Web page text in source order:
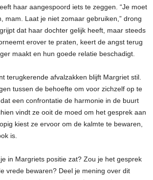
haar aangespoord iets te zeggen. “Je moet
mam. Laat je niet zomaar gebruiken,” drong
dat haar dochter gelijk heeft, maar steeds
erover te praten, keert de angst terug
maakt en hun goede relatie beschadigt.
terugkerende afvalzakken blijft Margriet stil.
tussen de behoefte om voor zichzelf op te
een confrontatie de harmonie in de buurt
vindt ze ooit de moed om het gesprek aan
kiest ze ervoor om de kalmte te bewaren,
is.
in Margriets positie zat? Zou je het gesprek
vrede bewaren? Deel je mening over dit